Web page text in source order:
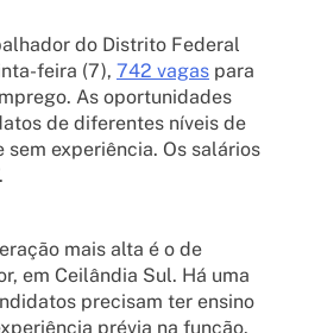
do Distrito Federal
feira (7), 742 vagas para
As oportunidades
de diferentes níveis de
sem experiência. Os salários
mais alta é o de
em Ceilândia Sul. Há uma
precisam ter ensino
prévia na função.